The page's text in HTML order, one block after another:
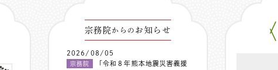
宗務院からの お知らせ
2026/08/05
宗務院
「令和８年熊本地震災害義援